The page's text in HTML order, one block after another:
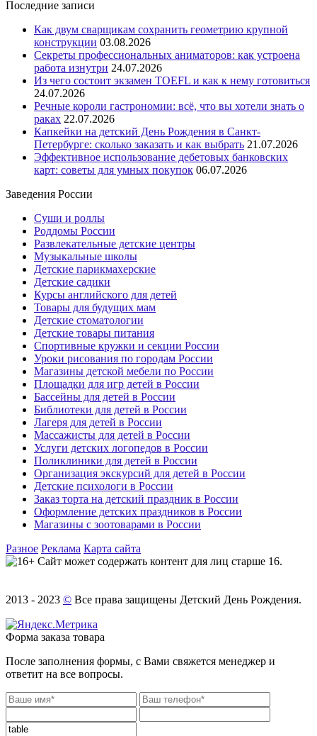
Последние записи
Как двум сварщикам сохранить геометрию крупной
конструкции 03.08.2026
Секреты профессиональных аниматоров: как устроена
работа изнутри 24.07.2026
Из чего состоит экзамен TOEFL и как к нему готовиться
24.07.2026
Речные короли гастрономии: всё, что вы хотели знать о
раках 22.07.2026
Капкейки на детский День Рождения в Санкт-
Петербурге: сколько заказать и как выбрать 21.07.2026
Эффективное использование дебетовых банковских
карт: советы для умных покупок 06.07.2026
Заведения России
Суши и роллы
Роддомы России
Развлекательные детские центры
Музыкальные школы
Детские парикмахерские
Детские садики
Курсы английского для детей
Товары для будущих мам
Детские стоматологии
Детские товары питания
Спортивные кружки и секции России
Уроки рисования по городам России
Магазины детской мебели по России
Площадки для игр детей в России
Бассейны для детей в России
Библиотеки для детей в России
Лагеря для детей в России
Массажисты для детей в России
Услуги детских логопедов в России
Поликлиники для детей в России
Организация экскурсий для детей в России
Детские психологи в России
Заказ торта на детский праздник в России
Оформление детских праздников в России
Магазины с зоотоварами в России
Разное Реклама Карта сайта
Сайт может содержать контент для лиц старше 16.
2013 - 2023 © Все права защищены Детский День Рождения.
Форма заказа товара
После заполнения формы, с Вами свяжется менеджер и
ответит на все вопросы.